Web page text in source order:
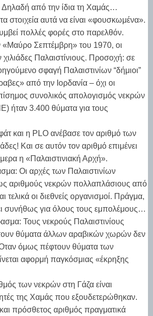
Δηλαδή από την ίδια τη Χαμάς…
στοιχεία αυτά να είναι «φουσκωμένα».
πολλές φορές στο παρελθόν.
«Μαύρο Σεπτέμβρη» του 1970, οι
Παλαιστίνιους. Προσοχή: σε
σφαγή Παλαιστινίων “δήμιοι”
από την Ιορδανία – όχι οι
συνολικός απολογισμός νεκρών
ήταν 3.400 θύματα για τους
και η PLO ανέβασε τον αριθμό των
Και σε αυτόν τον αριθμό επιμένει
η «Παλαιστινιακή Αρχή».
Οι αρχές των Παλαιστινίων
αριθμούς νεκρών πολλαπλάσιους από
τελικά οι διεθνείς οργανισμοί. Πράγμα,
συνήθως για όλους τους εμπολέμους…
Τους νεκρούς Παλαιστινίους
θύματα άλλων αραβικών χωρών δεν
Όταν όμως πέφτουν θύματα των
αφορμή παγκόσμιας «έκρηξης
των νεκρών στη Γάζα είναι
της Χαμάς που εξουδετερώθηκαν.
πρόσθετος αριθμός πραγματικά